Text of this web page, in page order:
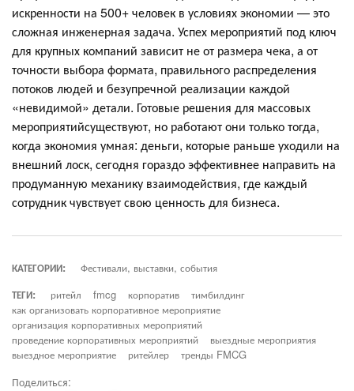
искренности на 500+ человек в условиях экономии — это
сложная инженерная задача. Успех мероприятий под ключ
для крупных компаний зависит не от размера чека, а от
точности выбора формата, правильного распределения
потоков людей и безупречной реализации каждой
«невидимой» детали. Готовые решения для массовых
мероприятийсуществуют, но работают они только тогда,
когда экономия умная: деньги, которые раньше уходили на
внешний лоск, сегодня гораздо эффективнее направить на
продуманную механику взаимодействия, где каждый
сотрудник чувствует свою ценность для бизнеса.
КАТЕГОРИИ:
Фестивали, выставки, события
ТЕГИ:
ритейл fmcg корпоратив
тимбилдинг
как организовать корпоративное мероприятие
организация корпоративных мероприятий
проведение корпоративных мероприятий
выездные мероприятия
выездное мероприятие
ритейлер тренды FMCG
Поделиться: